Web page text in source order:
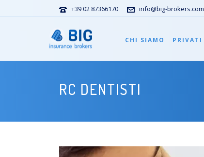
+39 02 87366170 info@big-brokers.com
CHI SIAMO PRIVATI
RC DENTISTI